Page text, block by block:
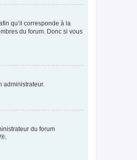
qu’il corresponde à la
du forum. Donc si vous
administrateur.
du forum
®.